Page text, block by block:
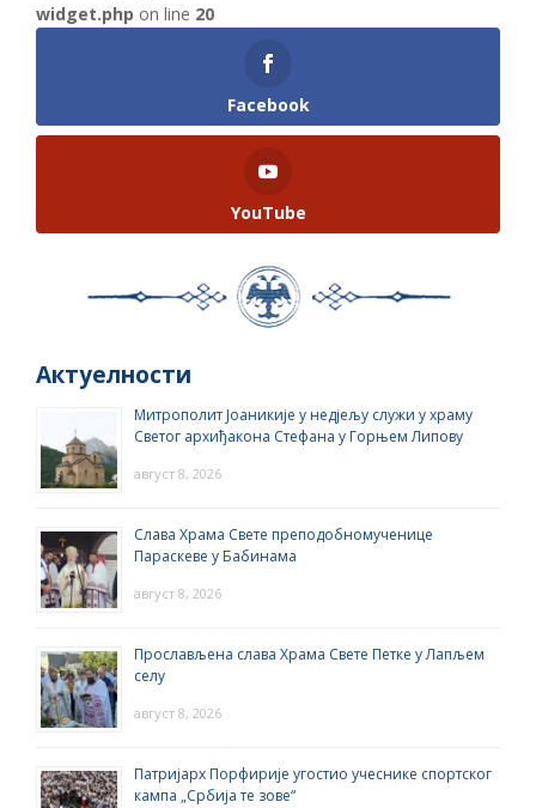
widget.php on line 20
Facebook
YouTube
Актуелности
Митрополит Јоаникије у недјељу служи у храму
Светог архиђакона Стефана у Горњем Липову
август 8, 2026
Слава Храма Свете преподобномученице
Параскеве у Бабинама
август 8, 2026
Прослављена слава Храма Свете Петке у Лапљем
селу
август 8, 2026
Патријарх Порфирије угостио учеснике спортског
кампа „Србија те зове“